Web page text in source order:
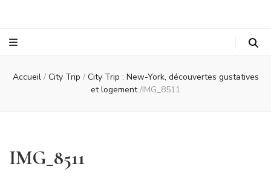
Accueil / City Trip / City Trip : New-York, découvertes gustatives
et logement /IMG_8511
IMG_8511